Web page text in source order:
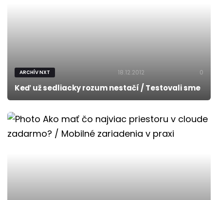
ARCHÍV NXT 18.12.2012 0
Keď už sedliacky rozum nestačí / Testovali sme